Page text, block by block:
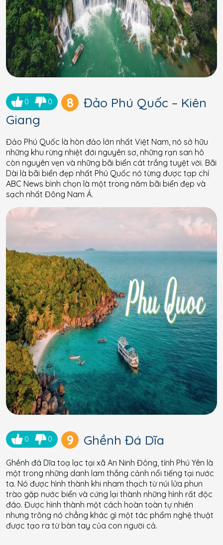
0 0 8
Đảo Phú Quốc – Kiên
Giang
Đảo Phú Quốc là hòn đảo lớn nhất Việt Nam, nó sở hữu
những khu rừng nhiệt đới nguyên sơ, những rạn san hô
còn nguyên vẹn và những bãi biển cát trắng tuyệt vời. Bãi
Dài là bãi biển đẹp nhất Phú Quốc nó từng được tạp chí
ABC News bình chọn là một trong năm bãi biển đẹp và
sạch nhất Đông Nam Á.
0 0 9 Ghềnh Đá Dĩa
Ghềnh đá Dĩa toạ lạc tại xã An Ninh Đông, tỉnh Phú Yên là
một trong những danh lam thắng cảnh nổi tiếng tại nước
ta. Nó được hình thành khi nham thạch từ núi lửa phun
trào gặp nước biển và cứng lại thành những hình rất độc
đáo. Được hình thành một cách hoàn toàn tự nhiên
nhưng trông nó chẳng khác gì một tác phẩm nghệ thuật
được tạo ra từ bàn tay của con người cả.